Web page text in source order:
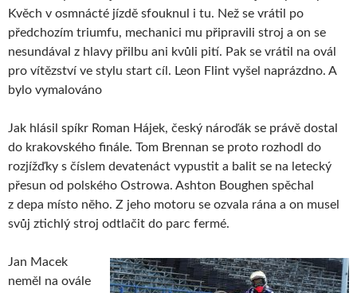
Kvěch v osmnácté jízdě sfouknul i tu. Než se vrátil po
předchozím triumfu, mechanici mu připravili stroj a on se
nesundával z hlavy přilbu ani kvůli pití. Pak se vrátil na ovál
pro vítězství ve stylu start cíl. Leon Flint vyšel naprázdno. A
bylo vymalováno
Jak hlásil spíkr Roman Hájek, český nároďák se právě dostal
do krakovského finále. Tom Brennan se proto rozhodl do
rozjížďky s číslem devatenáct vypustit a balit se na letecký
přesun od polského Ostrowa. Ashton Boughen spěchal
z depa místo něho. Z jeho motoru se ozvala rána a on musel
svůj ztichlý stroj odtlačit do parc fermé.
Jan Macek
neměl na ovále